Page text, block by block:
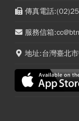
傳真電話
服務信箱
地址:台灣臺北